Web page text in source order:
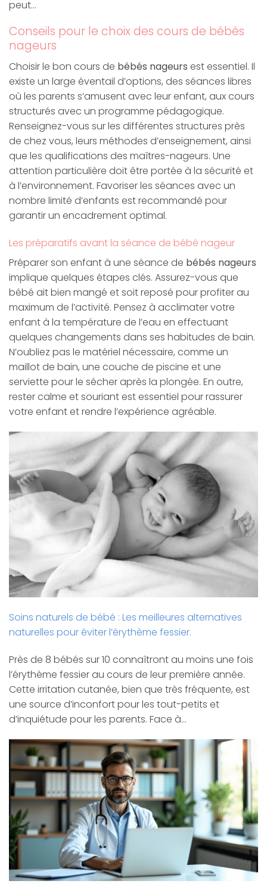
peut…
Conseils pour le choix des cours de bébés
nageurs
Choisir le bon cours de bébés nageurs est essentiel. Il
existe un large éventail d’options, des séances libres
où les parents s’amusent avec leur enfant, aux cours
structurés avec un programme pédagogique.
Renseignez-vous sur les différentes structures près
de chez vous, leurs méthodes d’enseignement, ainsi
que les qualifications des maîtres-nageurs. Une
attention particulière doit être portée à la sécurité et
à l’environnement. Favoriser les séances avec un
nombre limité d’enfants est recommandé pour
garantir un encadrement optimal.
Les préparatifs avant la séance de bébé nageur
Préparer son enfant à une séance de bébés nageurs
implique quelques étapes clés. Assurez-vous que
bébé ait bien mangé et soit reposé pour profiter au
maximum de l’activité. Pensez à acclimater votre
enfant à la température de l’eau en effectuant
quelques changements dans ses habitudes de bain.
N’oubliez pas le matériel nécessaire, comme un
maillot de bain, une couche de piscine et une
serviette pour le sécher après la plongée. En outre,
rester calme et souriant est essentiel pour rassurer
votre enfant et rendre l’expérience agréable.
Soins naturels de bébé : Les meilleures alternatives
naturelles pour éviter l’érythème fessier.
Près de 8 bébés sur 10 connaîtront au moins une fois
l’érythème fessier au cours de leur première année.
Cette irritation cutanée, bien que très fréquente, est
une source d’inconfort pour les tout-petits et
d’inquiétude pour les parents. Face à…